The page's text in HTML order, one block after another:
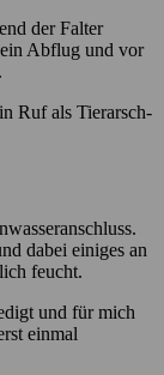
der Falter
Abflug und vor
Ruf als Tierarsch-
dabei einiges an
feucht.
und für mich
einmal